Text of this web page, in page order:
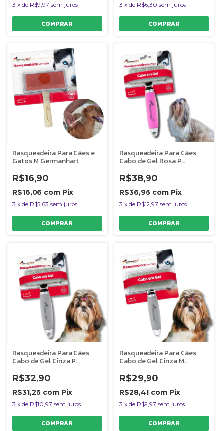
3 x de R$9,97 sem juros 3 x de R$6,30 sem juros
Rasqueadeira Para Cães e
Gatos M Germanhart
R$16,90
R$16,06 com Pix
3 x de R$5,63 sem juros
Rasqueadeira Para Cães
Cabo de Gel Rosa P
R$38,90
R$36,96 com Pix
3 x de R$12,97 sem juros
Rasqueadeira Para Cães
Cabo de Gel Cinza P
R$32,90
R$31,26 com Pix
3 x de R$10,97 sem juros
Rasqueadeira Para Cães
Cabo de Gel Cinza M
R$29,90
R$28,41 com Pix
3 x de R$9,97 sem juros